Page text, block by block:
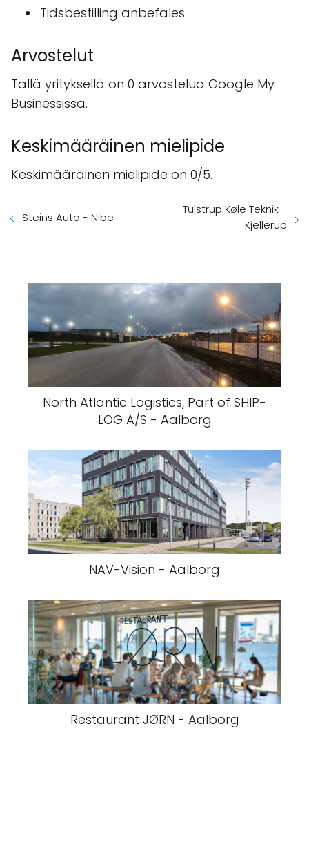
Tidsbestilling anbefales
Arvostelut
Tällä yrityksellä on 0 arvostelua Google My
Businessissä.
Keskimääräinen mielipide
Keskimääräinen mielipide on 0/5.
Steins Auto - Nibe
Tulstrup Køle Teknik -
Kjellerup
North Atlantic Logistics, Part of SHIP-
LOG A/S - Aalborg
NAV-Vision - Aalborg
Restaurant JØRN - Aalborg